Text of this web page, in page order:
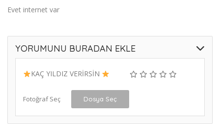
Evet internet var
YORUMUNU BURADAN EKLE
KAÇ YILDIZ VERİRSİN
Fotoğraf Seç Dosya Seç